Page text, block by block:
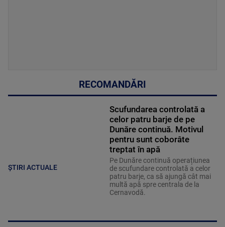
RECOMANDĂRI
ȘTIRI ACTUALE
Scufundarea controlată a
celor patru barje de pe
Dunăre continuă. Motivul
pentru sunt coborâte
treptat în apă
Pe Dunăre continuă operațiunea
de scufundare controlată a celor
patru barje, ca să ajungă cât mai
multă apă spre centrala de la
Cernavodă.